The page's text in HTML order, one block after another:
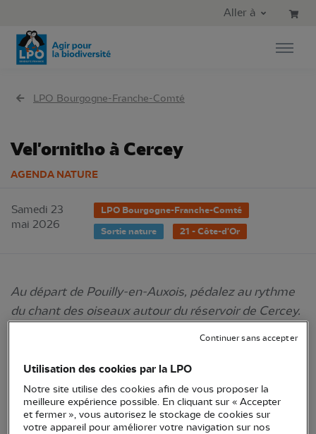
Aller au menu principal
Aller à
LPO Bourgogne-Franche-Comté
Vel'ornitho à Cercey
AGENDA NATURE
Samedi 23
mai 2026
LPO Bourgogne-Franche-Comté
Sortie nature
21 - Côte-d'Or
Au départ de Pouilly-en-Auxois, pédalez au rythme
du chant des oiseaux autour du réservoir de Cercey.
notamment à travers l’étymologie de leurs noms.
Chaque coup de pédale sera bercé par la mélodie
des passereaux nicheurs et notre peloton aura
peut-être la chance de se voir escorter par un vol de
Utilisation des cookies par la LPO
Notre site utilise des cookies afin de vous proposer la
meilleure expérience possible. En cliquant sur « Accepter
et fermer », vous autorisez le stockage de cookies sur
votre appareil pour améliorer votre navigation sur nos
Continuer sans accepter